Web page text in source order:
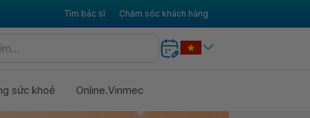
Tìm bác sĩ Chăm sóc khách hàng
sức khoẻ Online.Vinmec